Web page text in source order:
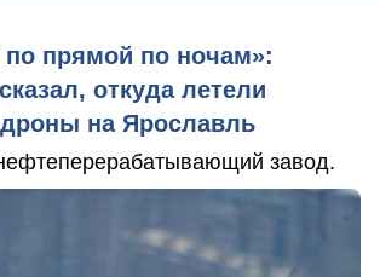
по прямой по ночам»:
откуда летели
дроны на Ярославль
завод.